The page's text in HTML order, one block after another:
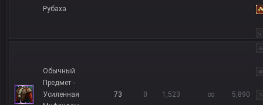
Рубаха
Обычный
Предмет -
Усиленная
73 0 1,523 ∞ 5,890